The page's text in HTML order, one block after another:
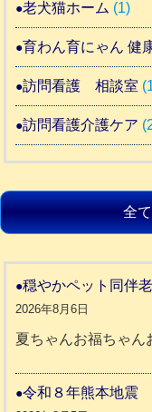
老犬猫ホーム (1)
育わん育にゃん 健
訪問看護 相談室
訪問看護介護ケア
全
穏やかペット同伴
2026年8月6日
夏ちゃんお福ちゃ
令和８年熊本地震